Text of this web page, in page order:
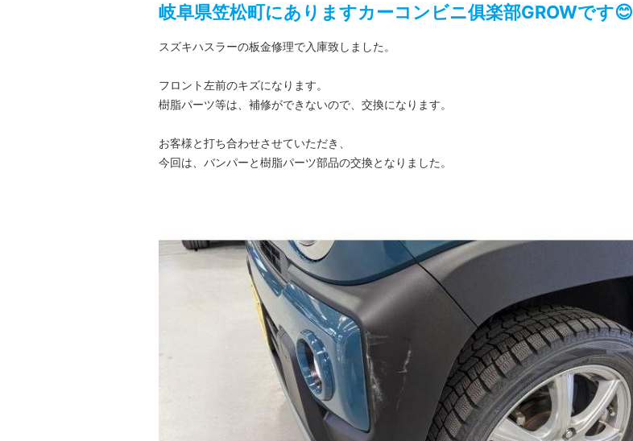
岐阜県笠松町にありますカーコンビニ俱楽部GROWです😊
スズキハスラーの板金修理で入庫致しました。
フロント左前のキズになります。
樹脂パーツ等は、補修ができないので、交換になります。
お客様と打ち合わせさせていただき、
今回は、バンパーと樹脂パーツ部品の交換となりました。